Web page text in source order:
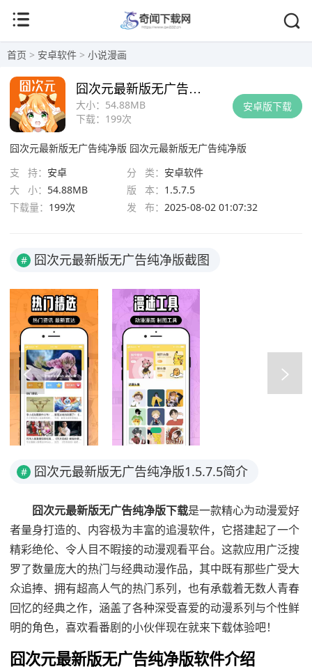
首页 > 安卓软件 > 小说漫画
安卓版下载
大小： 54.88MB
下载： 199次
囧次元最新版无广告纯净版
囧次元最新版无广告纯净版 囧次元最新版无广告纯净版
支 持： 安卓 分 类： 安卓软件
大 小： 54.88MB 版 本： 1.5.7.5
下载量： 199次 发 布： 2025-08-02 01:07:32
# 囧次元最新版无广告纯净版截图
# 囧次元最新版无广告纯净版1.5.7.5简介
囧次元最新版无广告纯净版下载是一款精心为动漫爱好
者量身打造的、内容极为丰富的追漫软件，它搭建起了一个
精彩绝伦、令人目不暇接的动漫观看平台。这款应用广泛搜
罗了数量庞大的热门与经典动漫作品，其中既有那些广受大
众追捧、拥有超高人气的热门系列，也有承载着无数人青春
回忆的经典之作，涵盖了各种深受喜爱的动漫系列与个性鲜
明的角色，喜欢看番剧的小伙伴现在就来下载体验吧！
囧次元最新版无广告纯净版软件介绍